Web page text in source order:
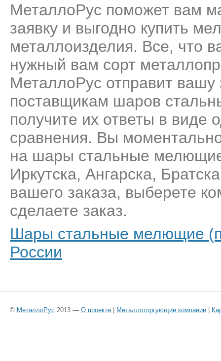
МеталлоРус поможет вам
заявку и выгодно купить
металлоизделия. Все, что
нужный вам сорт
МеталлоРус отправит
поставщикам шаров
получите их ответы в виде
сравнения. Вы
на шары стальные
Иркутска, Ангарска,
вашего заказа, выберете
сделаете заказ.
Шары стальные мелющие
России
© МеталлоРус 2013 — О проекте | Металлоторгующие компании |